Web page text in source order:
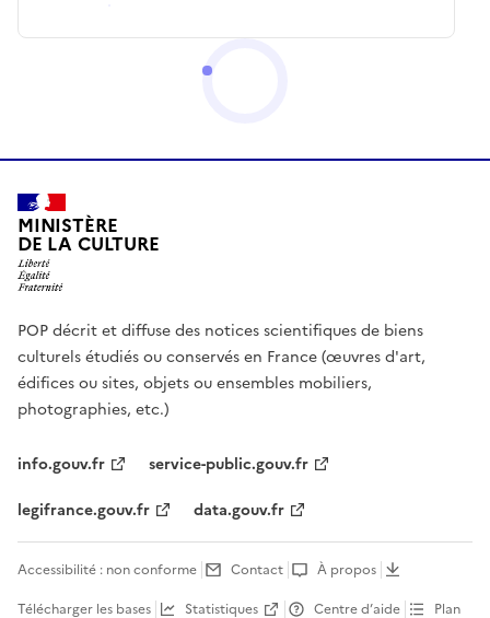
MINISTÈRE
DE LA CULTURE
POP décrit et diffuse des notices scientifiques de biens
culturels étudiés ou conservés en France (œuvres d'art,
édifices ou sites, objets ou ensembles mobiliers,
photographies, etc.)
info.gouv.fr
service-public.gouv.fr
legifrance.gouv.fr
data.gouv.fr
Accessibilité : non conforme Contact
À propos
Télécharger les bases
Statistiques Centre d’aide Plan